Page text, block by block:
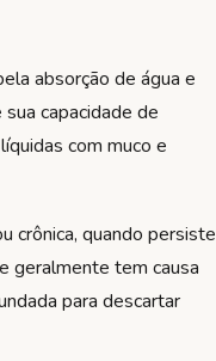
absorção de água e
capacidade de
com muco e
crônica, quando persiste
geralmente tem causa
para descartar